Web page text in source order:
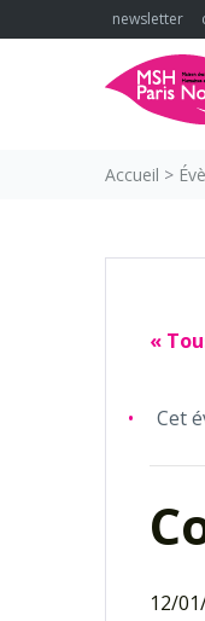
to
newsletter
Accueil >
«
Cet
12/